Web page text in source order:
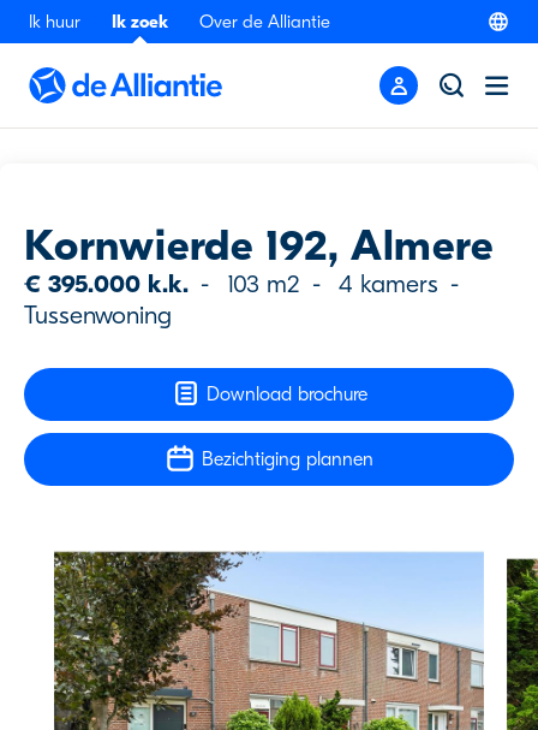
Ik huur Ik zoek Over de Alliantie
Terug
Kornwierde 192, Almere
€ 395.000 k.k. - 103 m2 - 4 kamers -
Tussenwoning
Download brochure
Bezichtiging plannen